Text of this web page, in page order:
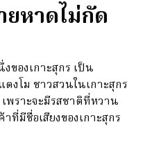
หาดไม่กัด
ของเกาะสุกร เป็น
งโม ชาวสวนในเกาะสุกร
พราะจะมีรสชาติที่หวาน
ที่มีชื่อเสียงของเกาะสุกร